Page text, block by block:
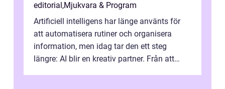
editorial,Mjukvara & Program
Artificiell intelligens har länge använts för
att automatisera rutiner och organisera
information, men idag tar den ett steg
längre: AI blir en kreativ partner. Från att